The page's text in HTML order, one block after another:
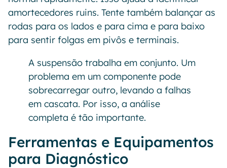
amortecedores ruins. Tente também balançar as
rodas para os lados e para cima e para baixo
para sentir folgas em pivôs e terminais.
A suspensão trabalha em conjunto. Um
problema em um componente pode
sobrecarregar outro, levando a falhas
em cascata. Por isso, a análise
completa é tão importante.
Ferramentas e Equipamentos
para Diagnóstico